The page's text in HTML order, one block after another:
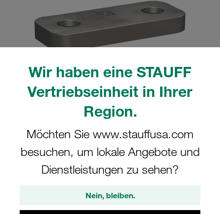
Wir haben eine STAUFF
Vertriebseinheit in Ihrer
Region.
Möchten Sie www.stauffusa.com
besuchen, um lokale Angebote und
Dienstleistungen zu sehen?
Nein, bleiben.
tatsächlichen Produkt abweichen.